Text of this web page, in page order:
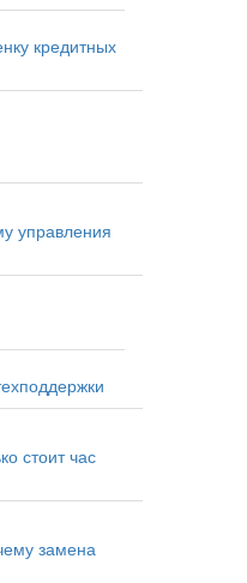
кредитных
управления
стоит час
замена